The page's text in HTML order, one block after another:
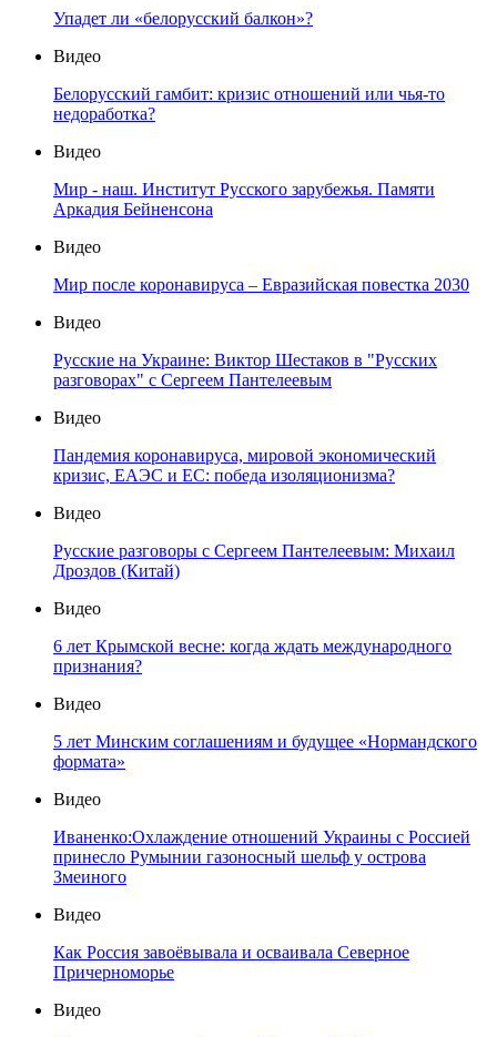
Упадет ли «белорусский балкон»?
Видео
Белорусский гамбит: кризис отношений или чья-то
недоработка?
Видео
Мир - наш. Институт Русского зарубежья. Памяти
Аркадия Бейненсона
Видео
Мир после коронавируса – Евразийская повестка 2030
Видео
Русские на Украине: Виктор Шестаков в "Русских
разговорах" с Сергеем Пантелеевым
Видео
Пандемия коронавируса, мировой экономический
кризис, ЕАЭС и ЕС: победа изоляционизма?
Видео
Русские разговоры с Сергеем Пантелеевым: Михаил
Дроздов (Китай)
Видео
6 лет Крымской весне: когда ждать международного
признания?
Видео
5 лет Минским соглашениям и будущее «Нормандского
формата»
Видео
Иваненко:Охлаждение отношений Украины с Россией
принесло Румынии газоносный шельф у острова
Змеиного
Видео
Как Россия завоёвывала и осваивала Северное
Причерноморье
Видео